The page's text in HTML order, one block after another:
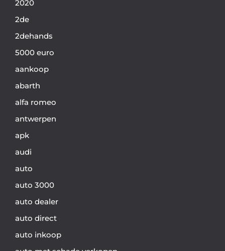
2020
2de
2dehands
5000 euro
aankoop
abarth
alfa romeo
antwerpen
apk
audi
auto
auto 3000
auto dealer
auto direct
auto inkoop